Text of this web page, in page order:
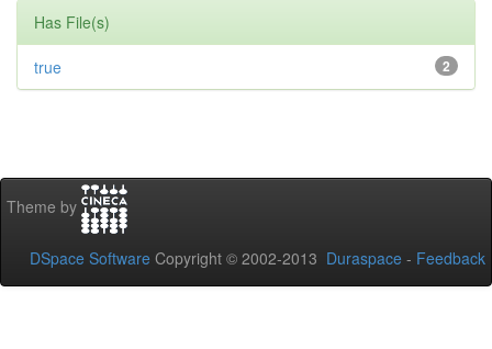
Has File(s)
2
true
Theme by
DSpace Software Copyright © 2002-2013 Duraspace - Feedback